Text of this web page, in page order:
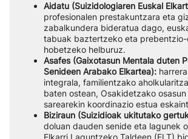
Aidatu (Suizidologiaren Euskal
profesionalen prestakuntzara eta
zabalkundera bideratua dago,
tabuak baztertzeko eta
hobetzeko helburuz.
Asafes (Gaixotasun Mentala duten
Senideen Arabako Elkartea):
integrala, familientzako
baten ostean, Osakidetzako
sarearekin koordinazio estua
Biziraun (Suizidioak ukitutako
doluan dauden senide eta lagunek
Elkarri Laguntzeko Taldeen (ELT)